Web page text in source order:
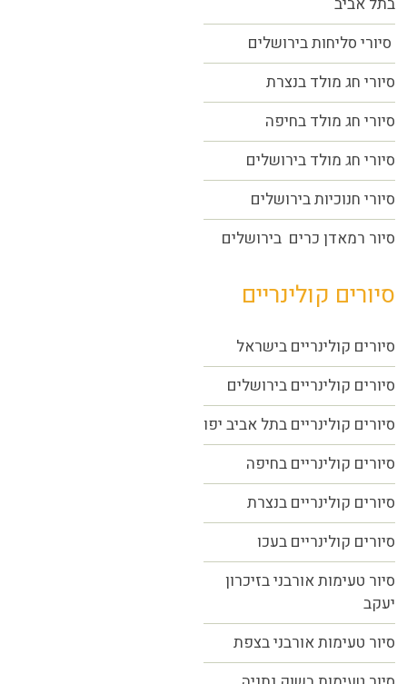
סיורי סליחות בירושלים
סיורי חג מולד בנצרת
סיורי חג מולד בחיפה
סיורי חג מולד בירושלים
סיורי חנוכיות בירושלים
סיור רמאדן כרים בירושלים
סיורים קולינריים
סיורים קולינריים בישראל
סיורים קולינריים בירושלים
סיורים קולינריים בתל אביב יפו
סיורים קולינריים בחיפה
סיורים קולינריים בנצרת
סיורים קולינריים בעכו
סיור טעימות אורבני בזיכרון
יעקב
סיור טעימות אורבני בצפת